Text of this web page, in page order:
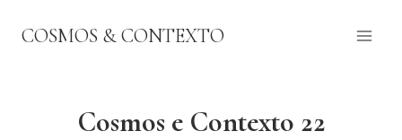
paraCOSMOS & CONTEXTO
Cosmos e Contexto 22